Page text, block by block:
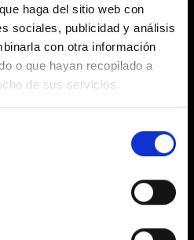
haga del sitio web con
sociales, publicidad y análisis
con otra información
o que hayan recopilado a
de sus servicios.
Rolle bei der
personalisierte
durch Chatbots und